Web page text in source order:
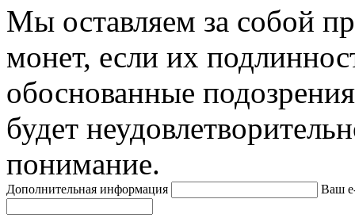
Мы оставляем за собой
монет, если их
обоснованные
будет
понимание.
Дополнительная информация Ваш